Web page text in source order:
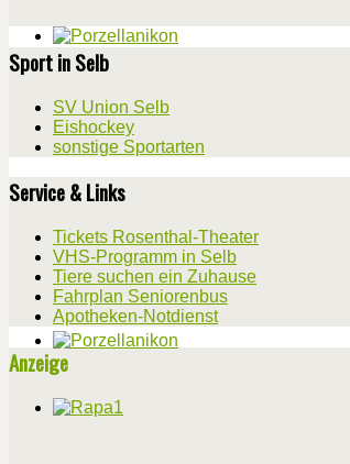
Sport in Selb
SV Union Selb
Eishockey
sonstige Sportarten
Service & Links
Tickets Rosenthal-Theater
VHS-Programm in Selb
Tiere suchen ein Zuhause
Fahrplan Seniorenbus
Apotheken-Notdienst
Anzeige